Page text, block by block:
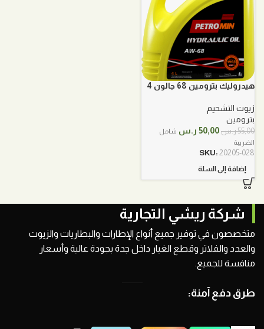
هيدروليك بترومين 68 جالون 4
زيوت التشحيم
بترومين
55,00ر.س السعر
هو:
50,00 ر.س السعر
شامل
الضريبة
SKU: 20205-028
إضافة إلى السلة
شركة ريشي التجارية
متخصصون في توفير جميع أنواع الإطارات والبطاريات والزيوت
والعدد والفلاتر وقطع الغيار داخل جدة بجودة عالية وأسعار
منافسة للجميع.
طرق دفع آمنة: